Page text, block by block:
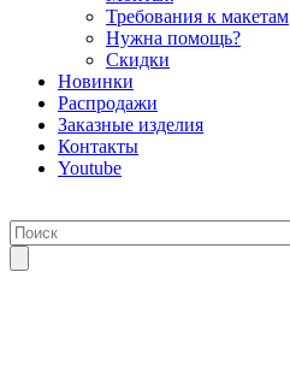
Требования к макетам
Нужна помощь?
Скидки
Новинки
Распродажи
Заказные изделия
Контакты
Youtube